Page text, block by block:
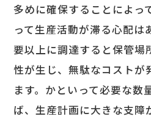
多めに確保することによっ
って生産活動が滞る心配は
要以上に調達すると保管場
性が生じ、無駄なコストが
ます。かといって必要な数
ば、生産計画に大きな支障